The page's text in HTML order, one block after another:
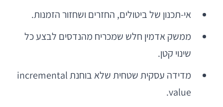
אי-תכנון של ביטולים, החזרים ושחזור הזמנות.
ממשק אדמין חלש שמכריח מהנדסים לבצע כל
שינוי קטן.
מדידה עסקית שטחית שלא בוחנת incremental
value.